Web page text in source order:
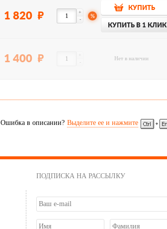
1 820 -
+
%
КУПИТЬ
КУПИТЬ В 1 КЛИК
1 400 -
+
Нет в наличии
Ошибка в описании? Выделите ее и нажмите
ПОДПИСКА НА РАССЫЛКУ